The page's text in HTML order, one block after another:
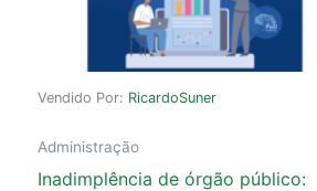
Vendido Por: RicardoSuner
Administração
Inadimplência de órgão público: